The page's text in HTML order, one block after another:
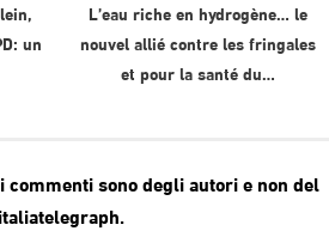
un
L’eau riche en hydrogène… le
nouvel allié contre les fringales
et pour la santé du…
commenti sono degli autori e non del
italiatelegraph.